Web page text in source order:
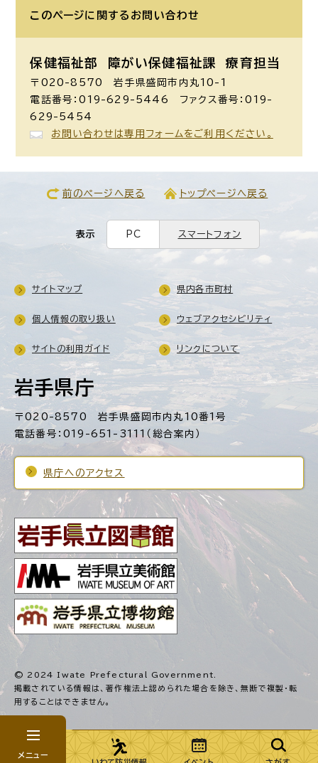
このページに関する お問い合わせ
保健福祉部 障がい保健福祉課 療育担当
〒020-8570 岩手県盛岡市内丸10-1
電話番号：019-629-5446 ファクス番号：019-
629-5454
お問い合わせは専用フォームをご利用ください。
メニュー
前のページへ戻る トップページへ戻る
表示 PC スマートフォン
岩手県庁
〒020-8570 岩手県盛岡市内丸10番1号
電話番号：019-651-3111（総合案内）
県庁へのアクセス
サイトマップ 県内各市町村
個人情報の取り扱い ウェブアクセシビリティ
サイトの利用ガイド リンクについて
© 2024 Iwate Prefectural Government.
掲載されている情報は、著作権法上認められた場合を除き、無断で複製・転
用することはできません。